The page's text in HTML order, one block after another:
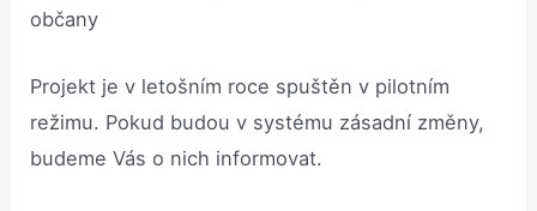
občany
Projekt je v letošním roce spuštěn v pilotním
režimu. Pokud budou v systému zásadní změny,
budeme Vás o nich informovat.